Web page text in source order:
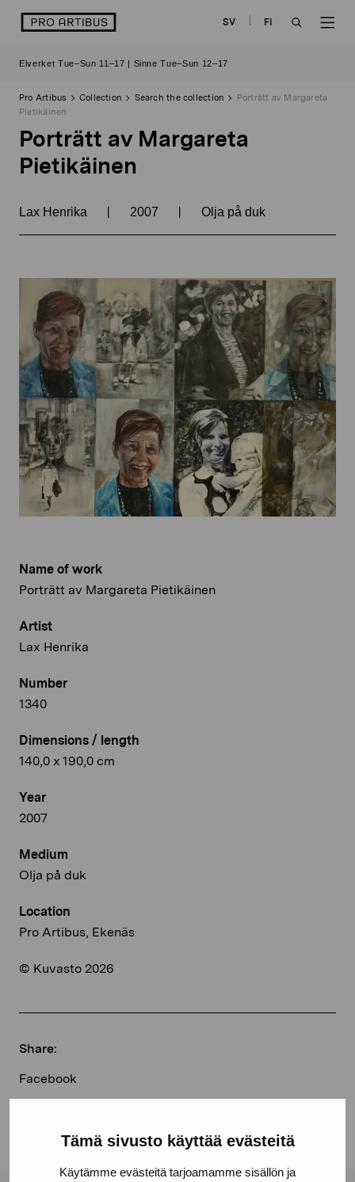
Tämä sivusto käyttää evästeitä
Käytämme evästeitä tarjoamamme sisällön ja
logo SV
FI
Elverket Tue–Sun 11–17 | Sinne Tue–Sun 12–17
Pro Artibus Collection Search the collection
Porträtt av Margareta
Pietikäinen
Porträtt av Margareta
Pietikäinen
Lax Henrika | 2007 | Olja på duk
Name of work
Porträtt av Margareta Pietikäinen
Artist
Lax Henrika
Number
1340
Dimensions / length
140,0 x 190,0 cm
Year
2007
Medium
Olja på duk
Location
Pro Artibus, Ekenäs
© Kuvasto 2026
Share:
Facebook
Linkedin